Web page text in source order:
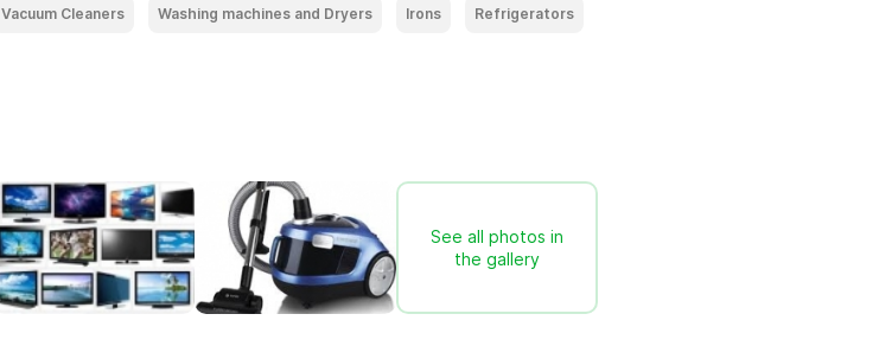
Vacuum Cleaners Washing machines and Dryers Irons Refrigerators
See all photos in
the gallery